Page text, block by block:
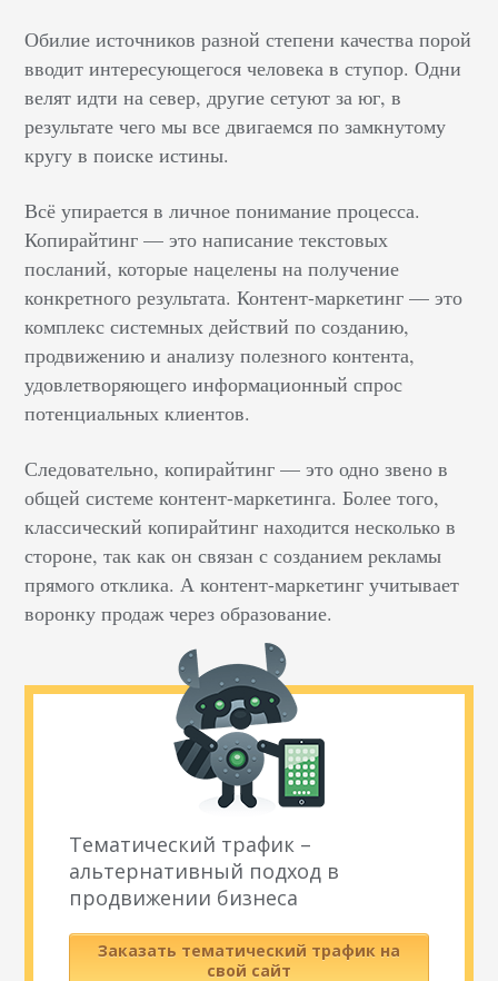
Обилие источников разной степени качества порой
вводит интересующегося человека в ступор. Одни
велят идти на север, другие сетуют за юг, в
результате чего мы все двигаемся по замкнутому
кругу в поиске истины.
Всё упирается в личное понимание процесса.
Копирайтинг — это написание текстовых
посланий, которые нацелены на получение
конкретного результата. Контент-маркетинг — это
комплекс системных действий по созданию,
продвижению и анализу полезного контента,
удовлетворяющего информационный спрос
потенциальных клиентов.
Следовательно, копирайтинг — это одно звено в
общей системе контент-маркетинга. Более того,
классический копирайтинг находится несколько в
стороне, так как он связан с созданием рекламы
прямого отклика. А контент-маркетинг учитывает
воронку продаж через образование.
Тематический трафик –
альтернативный подход в
продвижении бизнеса
Заказать тематический трафик на
свой сайт